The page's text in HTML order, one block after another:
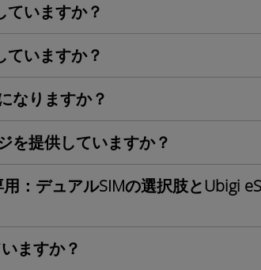
ていますか？
ていますか？
なりますか？
を提供していますか？
：デュアルSIMの選択肢とUbigi
ますか？